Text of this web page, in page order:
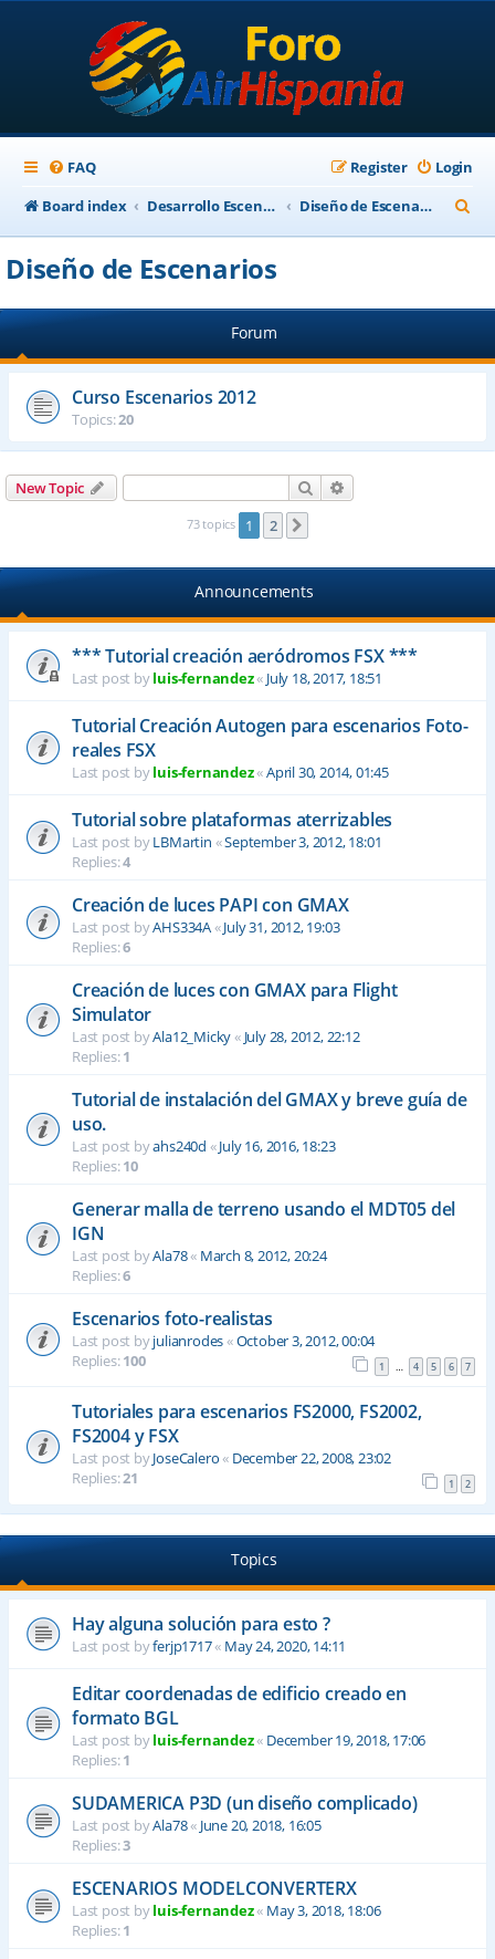
FAQ Login
Register
Board index
Desarrollo Escenarios Diseño de Escenarios
e
h
Diseño de Escenarios
Forum
Curso Escenarios 2012
Topics:20
New Topic Search
73 topics 1 2
Announcements
*** Tutorial creación aeródromos FSX ***
Last post byluis-fernandez« July 18, 2017, 18:51
Tutorial Creación Autogen para escenarios Foto-
reales FSX
Last post byluis-fernandez«April 30, 2014, 01:45
Tutorial sobre plataformas aterrizables
Last post byLBMartin «September 3, 2012, 18:01
Replies:4
Creación de luces PAPI con GMAX
Last post byAHS334A«July 31, 2012, 19:03
Replies:6
Creación de luces con GMAX para Flight
Simulator
Last post byAla12_Micky« July 28, 2012, 22:12
Replies:1
Tutorial de instalación del GMAX y breve guía de
uso.
Last post byahs240d «July 16, 2016, 18:23
Replies:10
Generar malla de terreno usando el MDT05 del
IGN
Last post byAla78« March 8, 2012, 20:24
Replies:6
Escenarios foto-realistas
Last post byjulianrodes«October 3, 2012, 00:04
Replies:100 1 … 4 5 6 7
Tutoriales para escenarios FS2000, FS2002,
FS2004 y FSX
Last post byJoseCalero« December 22, 2008, 23:02
Replies:21 1 2
Topics
Hay alguna solución para esto ?
Last post byferjp1717« May 24, 2020, 14:11
Editar coordenadas de edificio creado en
formato BGL
Last post byluis-fernandez« December 19, 2018, 17:06
Replies:1
SUDAMERICA P3D (un diseño complicado)
Last post byAla78« June 20, 2018, 16:05
Replies:3
ESCENARIOS MODELCONVERTERX
Last post byluis-fernandez« May 3, 2018, 18:06
Replies:1